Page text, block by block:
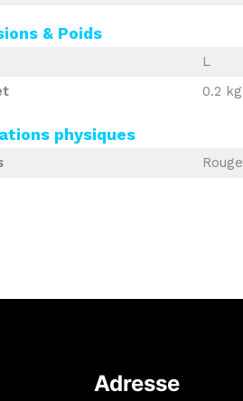
& Poids
L
0.2 kg
physiques
Rouge
Adresse